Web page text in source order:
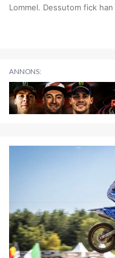
Lommel. Dessutom fick
ANNONS: